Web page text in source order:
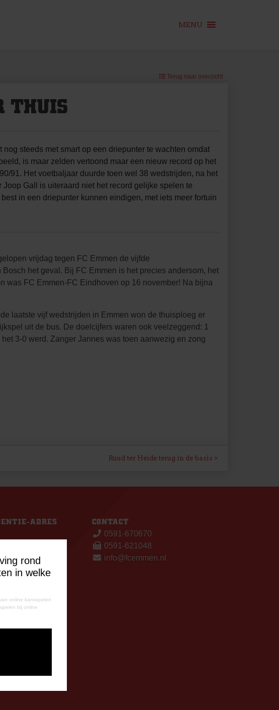
rond
in welke
online kansspelen
bij online
MENU
Terug naar overzicht
THUIS
steeds met smart op een driepunter te wachten omdat
is maar zelden vertoond maar een nieuw record op het
91. Het voetbaljaar duurde toen wel 38 wedstrijden, na het
Gall is uiteraard niet het record gelijke spelen te
in een driepunter kunnen eindigen, met iets meer fortuin
vrijdag tegen FC Emmen de vijfde
het geval. Bij FC Emmen is het precies andersom, het
was FC Emmen-FC Eindhoven op 16 november! Na bijna
laatste vijf wedstrijden in Emmen won de thuisploeg er
uit de bus. De doelcijfers waren ook veelzeggend: 1
3-0 werd. Zanger Jannes was toen aanwezig en zong
Ruud ter Heide terug in de basis
ADRES CONTACT
0591-670670
0591-621048
info@fcemmen.nl